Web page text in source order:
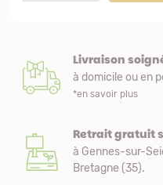
Livraison
à domicile ou en
*en savoir plus
Retrait gratuit
à Gennes-sur-
Bretagne (35).